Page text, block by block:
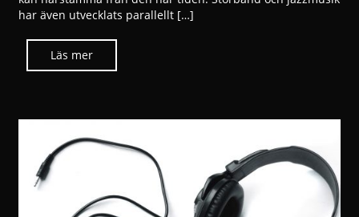
har även utvecklats parallellt […]